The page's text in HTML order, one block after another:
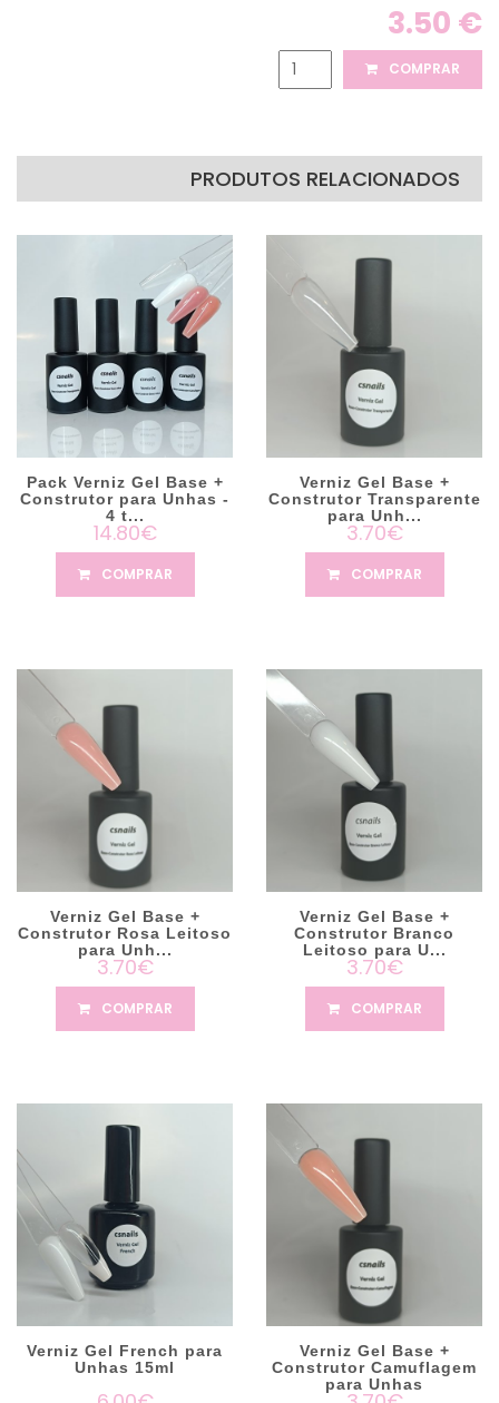
3.50 €
COMPRAR
PRODUTOS RELACIONADOS
Pack Verniz Gel Base +
Construtor para Unhas -
4 t...
14.80€
COMPRAR
Verniz Gel Base +
Construtor Transparente
para Unh...
3.70€
COMPRAR
Verniz Gel Base +
Construtor Rosa Leitoso
para Unh...
3.70€
COMPRAR
Verniz Gel Base +
Construtor Branco
Leitoso para U...
3.70€
COMPRAR
Verniz Gel French para
Unhas 15ml
Verniz Gel Base +
Construtor Camuflagem
para Unhas